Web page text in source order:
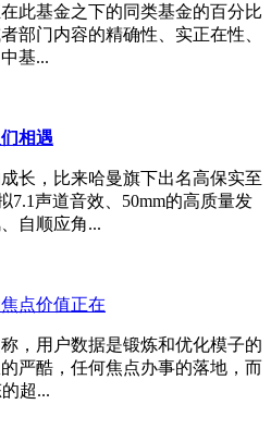
此基金之下的同类基金的百分比
部门内容的精确性、实正在性、
基...
相遇
长，比来哈曼旗下出名高保实至
7.1声道音效、50mm的高质量发
自顺应角...
点价值正在
，用户数据是锻炼和优化模子的
严酷，任何焦点办事的落地，而
超...